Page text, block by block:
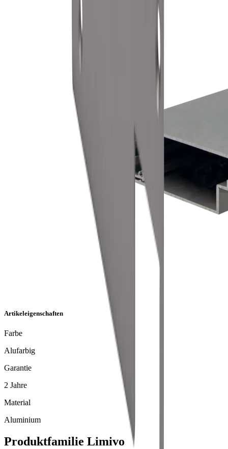
Artikeleigenschaften
Farbe
Alufarbig
Garantie
2 Jahre
Material
Aluminium
Produktfamilie Limivo